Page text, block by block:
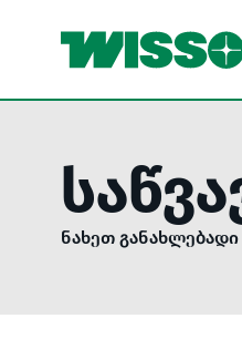
ნახეთ